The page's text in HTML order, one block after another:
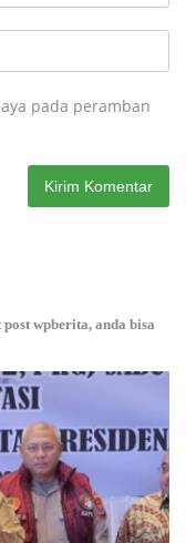
pada peramban
wpberita, anda bisa